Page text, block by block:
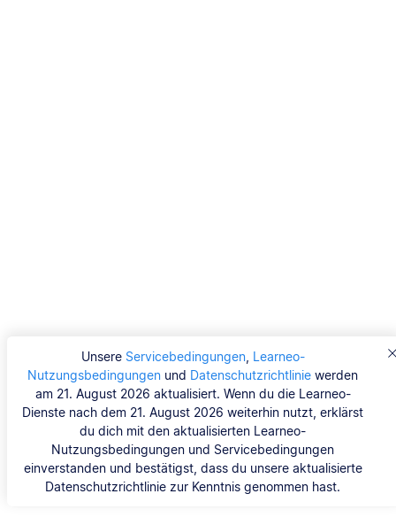
Unsere Servicebedingungen, Learneo-
Nutzungsbedingungen und Datenschutzrichtlinie werden
am 21. August 2026 aktualisiert. Wenn du die Learneo-
Dienste nach dem 21. August 2026 weiterhin nutzt, erklärst
du dich mit den aktualisierten Learneo-
Nutzungsbedingungen und Servicebedingungen
einverstanden und bestätigst, dass du unsere aktualisierte
Datenschutzrichtlinie zur Kenntnis genommen hast.